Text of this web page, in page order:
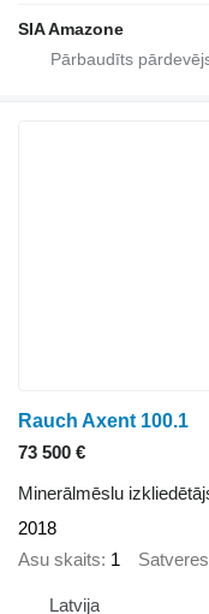
SIA Amazone
Rauch Axent 100.1
73 500 €
Minerālmēslu
2018
Asu skaits 1
Latvija